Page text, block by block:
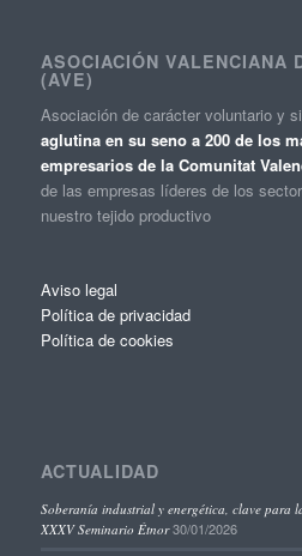
ASOCIACIÓN VALENCIANA
(AVE)
Asociación de carácter voluntario y
aglutina en su seno a 200 de los
empresarios de la Comunitat
de las empresas líderes de los
nuestro tejido productivo
Aviso legal
Política de privacidad
Política de cookies
ACTUALIDAD
Soberanía industrial y energética, clave para
XXXV Seminario Étnor 30/01/2026